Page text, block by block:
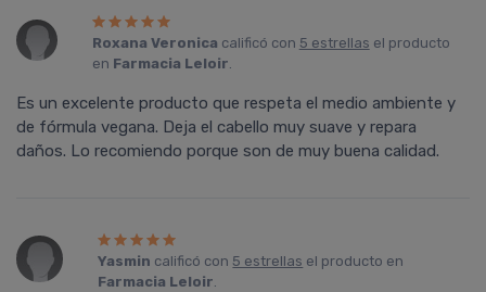
Roxana Veronica calificó con 5 estrellas el producto
en Farmacia Leloir.
Es un excelente producto que respeta el medio ambiente y
de fórmula vegana. Deja el cabello muy suave y repara
daños. Lo recomiendo porque son de muy buena calidad.
Yasmin calificó con 5 estrellas el producto en
Farmacia Leloir.